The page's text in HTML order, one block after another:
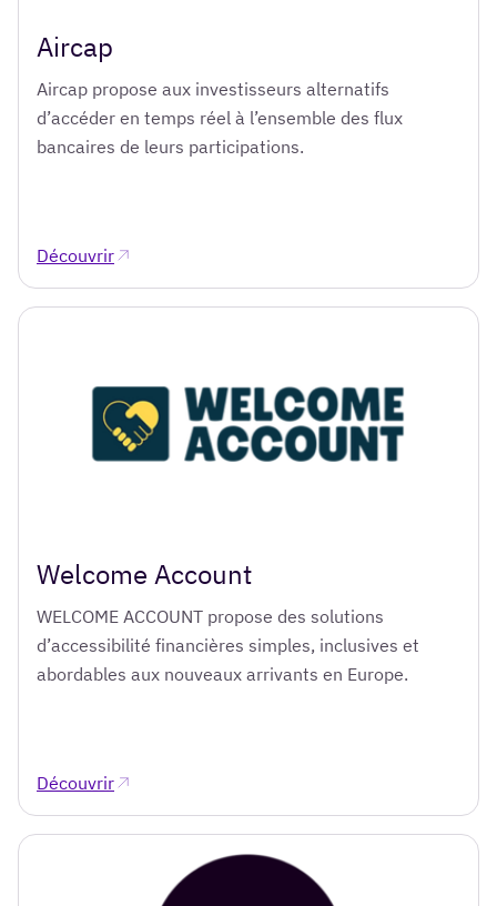
Aircap
Aircap propose aux investisseurs alternatifs
d’accéder en temps réel à l’ensemble des flux
bancaires de leurs participations.
Découvrir
Welcome Account
WELCOME ACCOUNT propose des solutions
d’accessibilité financières simples, inclusives et
abordables aux nouveaux arrivants en Europe.
Découvrir